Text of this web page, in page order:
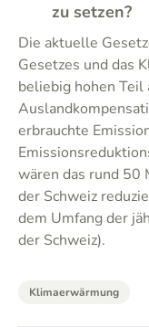
zu setzen?
Die aktuelle
Gesetzes und das
beliebig hohen Teil
erbrauchte
wären das rund 50
der Schweiz
dem Umfang der
der Schweiz).
Klimaerwärmung